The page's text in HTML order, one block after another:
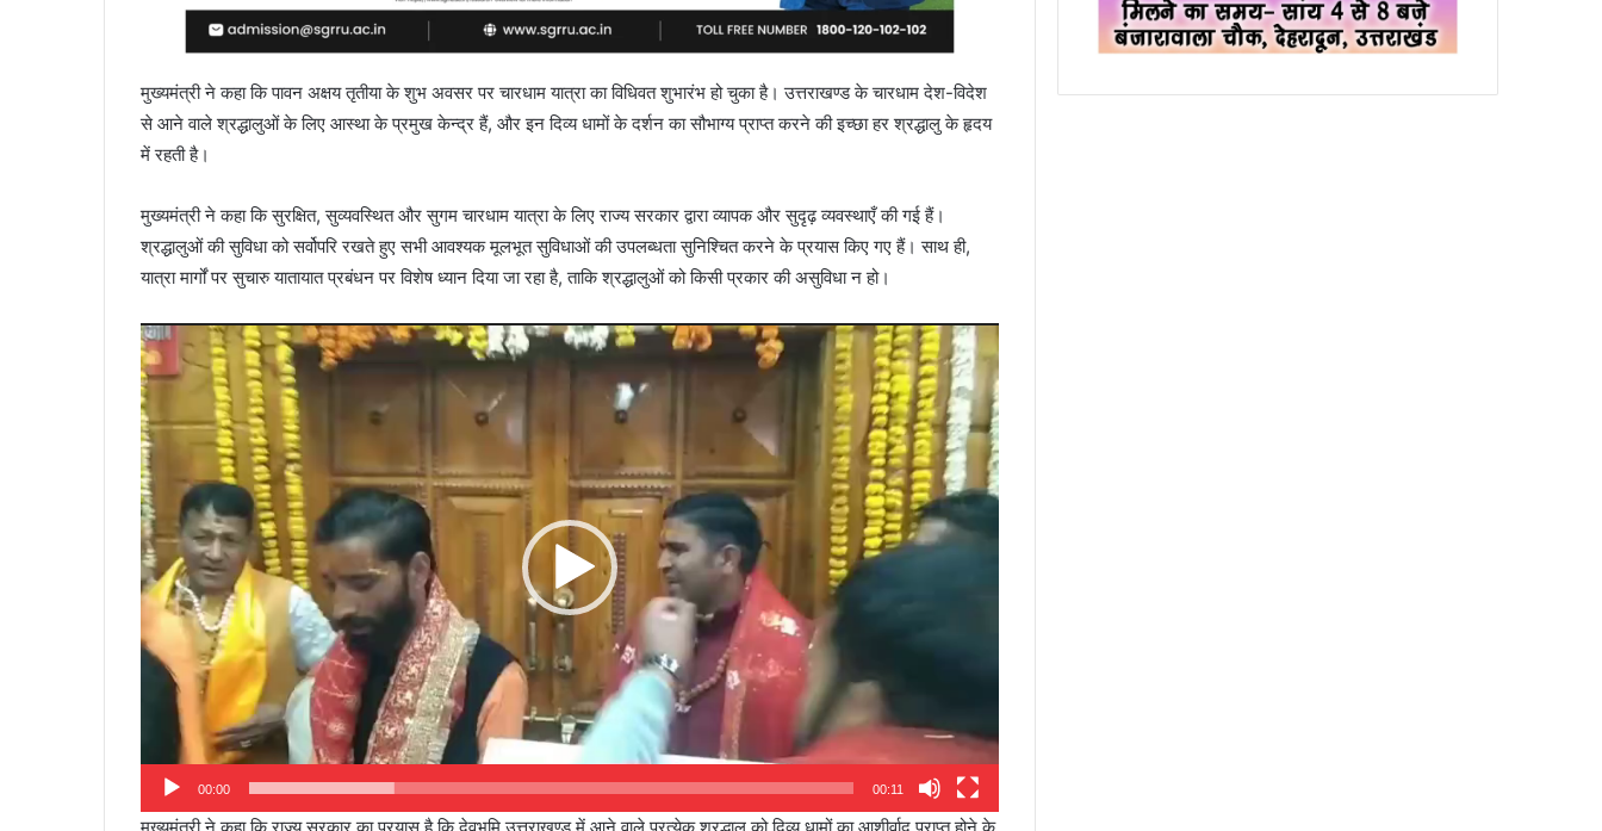
मुख्यमंत्री ने कहा कि पावन अक्षय तृतीया के शुभ अवसर पर चारधाम यात्रा का विधिवत शुभारंभ हो चुका है। उत्तराखण्ड के चारधाम देश-विदेश
से आने वाले श्रद्धालुओं के लिए आस्था के प्रमुख केन्द्र हैं, और इन दिव्य धामों के दर्शन का सौभाग्य प्राप्त करने की इच्छा हर श्रद्धालु के हृदय
में रहती है।
मुख्यमंत्री ने कहा कि सुरक्षित, सुव्यवस्थित और सुगम चारधाम यात्रा के लिए राज्य सरकार द्वारा व्यापक और सुदृढ़ व्यवस्थाएँ की गई हैं।
श्रद्धालुओं की सुविधा को सर्वोपरि रखते हुए सभी आवश्यक मूलभूत सुविधाओं की उपलब्धता सुनिश्चित करने के प्रयास किए गए हैं। साथ ही,
यात्रा मार्गों पर सुचारु यातायात प्रबंधन पर विशेष ध्यान दिया जा रहा है, ताकि श्रद्धालुओं को किसी प्रकार की असुविधा न हो।
Video
Player
00:00 00:11